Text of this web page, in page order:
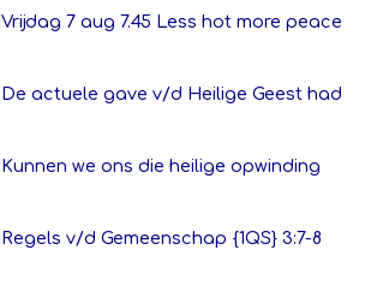
Vrijdag 7 aug 7.45 Less hot more peace
De actuele gave v/d Heilige Geest had
Kunnen we ons die heilige opwinding
Regels v/d Gemeenschap {1QS} 3:7-8